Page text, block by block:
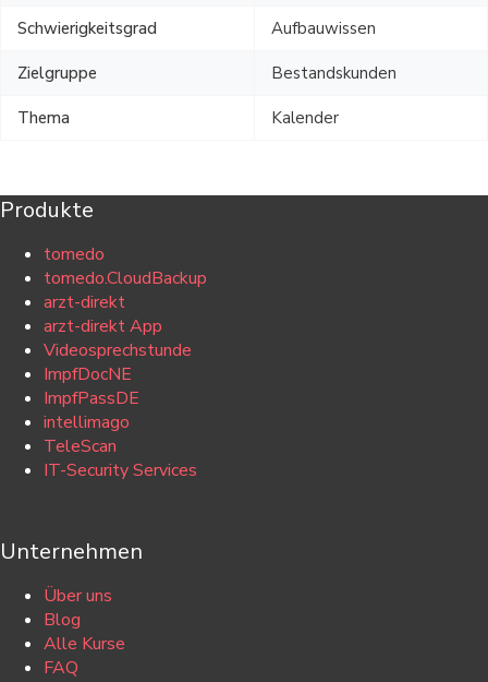
Schwierigkeitsgrad Aufbauwissen
Zielgruppe Bestandskunden
Thema Kalender
Produkte
tomedo
tomedo.CloudBackup
arzt-direkt
arzt-direkt App
Videosprechstunde
ImpfDocNE
ImpfPassDE
intellimago
TeleScan
IT-Security Services
Unternehmen
Über uns
Blog
Alle Kurse
FAQ